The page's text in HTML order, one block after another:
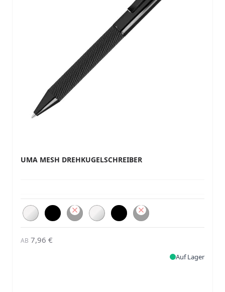
UMA MESH DREHKUGELSCHREIBER
AB 7,96 €
Auf Lager